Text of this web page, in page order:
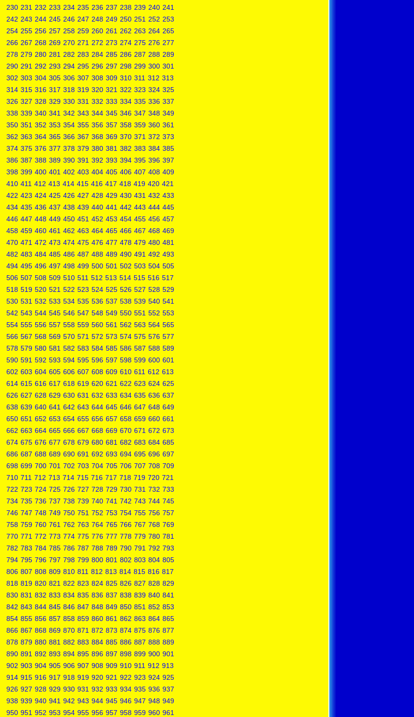
230 231 232 233 234 235 236 237 238 239 240 241
242 243 244 245 246 247 248 249 250 251 252 253
254 255 256 257 258 259 260 261 262 263 264 265
266 267 268 269 270 271 272 273 274 275 276 277
278 279 280 281 282 283 284 285 286 287 288 289
290 291 292 293 294 295 296 297 298 299 300 301
302 303 304 305 306 307 308 309 310 311 312 313
314 315 316 317 318 319 320 321 322 323 324 325
326 327 328 329 330 331 332 333 334 335 336 337
338 339 340 341 342 343 344 345 346 347 348 349
350 351 352 353 354 355 356 357 358 359 360 361
362 363 364 365 366 367 368 369 370 371 372 373
374 375 376 377 378 379 380 381 382 383 384 385
386 387 388 389 390 391 392 393 394 395 396 397
398 399 400 401 402 403 404 405 406 407 408 409
410 411 412 413 414 415 416 417 418 419 420 421
422 423 424 425 426 427 428 429 430 431 432 433
434 435 436 437 438 439 440 441 442 443 444 445
446 447 448 449 450 451 452 453 454 455 456 457
458 459 460 461 462 463 464 465 466 467 468 469
470 471 472 473 474 475 476 477 478 479 480 481
482 483 484 485 486 487 488 489 490 491 492 493
494 495 496 497 498 499 500 501 502 503 504 505
506 507 508 509 510 511 512 513 514 515 516 517
518 519 520 521 522 523 524 525 526 527 528 529
530 531 532 533 534 535 536 537 538 539 540 541
542 543 544 545 546 547 548 549 550 551 552 553
554 555 556 557 558 559 560 561 562 563 564 565
566 567 568 569 570 571 572 573 574 575 576 577
578 579 580 581 582 583 584 585 586 587 588 589
590 591 592 593 594 595 596 597 598 599 600 601
602 603 604 605 606 607 608 609 610 611 612 613
614 615 616 617 618 619 620 621 622 623 624 625
626 627 628 629 630 631 632 633 634 635 636 637
638 639 640 641 642 643 644 645 646 647 648 649
650 651 652 653 654 655 656 657 658 659 660 661
662 663 664 665 666 667 668 669 670 671 672 673
674 675 676 677 678 679 680 681 682 683 684 685
686 687 688 689 690 691 692 693 694 695 696 697
698 699 700 701 702 703 704 705 706 707 708 709
710 711 712 713 714 715 716 717 718 719 720 721
722 723 724 725 726 727 728 729 730 731 732 733
734 735 736 737 738 739 740 741 742 743 744 745
746 747 748 749 750 751 752 753 754 755 756 757
758 759 760 761 762 763 764 765 766 767 768 769
770 771 772 773 774 775 776 777 778 779 780 781
782 783 784 785 786 787 788 789 790 791 792 793
794 795 796 797 798 799 800 801 802 803 804 805
806 807 808 809 810 811 812 813 814 815 816 817
818 819 820 821 822 823 824 825 826 827 828 829
830 831 832 833 834 835 836 837 838 839 840 841
842 843 844 845 846 847 848 849 850 851 852 853
854 855 856 857 858 859 860 861 862 863 864 865
866 867 868 869 870 871 872 873 874 875 876 877
878 879 880 881 882 883 884 885 886 887 888 889
890 891 892 893 894 895 896 897 898 899 900 901
902 903 904 905 906 907 908 909 910 911 912 913
914 915 916 917 918 919 920 921 922 923 924 925
926 927 928 929 930 931 932 933 934 935 936 937
938 939 940 941 942 943 944 945 946 947 948 949
950 951 952 953 954 955 956 957 958 959 960 961